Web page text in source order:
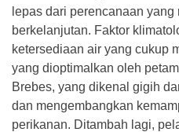
lepas dari perencanaan
berkelanjutan. Faktor
ketersediaan air yang cukup
yang dioptimalkan oleh
Brebes, yang dikenal gigih
dan mengembangkan
perikanan. Ditambah lagi,